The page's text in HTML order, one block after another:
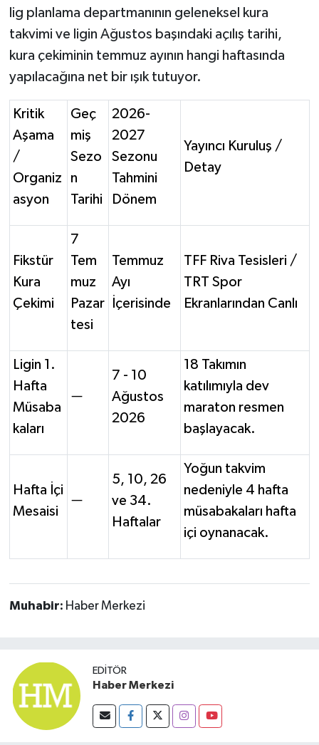
lig planlama departmanının geleneksel kura
takvimi ve ligin Ağustos başındaki açılış tarihi,
kura çekiminin temmuz ayının hangi haftasında
yapılacağına net bir ışık tutuyor.
Kritik
Aşama
/
Organiz
asyon
Geç
miş
Sezo
n
Tarihi
2026-
2027
Sezonu
Tahmini
Dönem
Yayıncı Kuruluş /
Detay
Fikstür
Kura
Çekimi
7
Tem
muz
Pazar
tesi
Temmuz
Ayı
İçerisinde
TFF Riva Tesisleri /
TRT Spor
Ekranlarından Canlı
Ligin 1.
Hafta
Müsaba
kaları
—
7 - 10
Ağustos
2026
18 Takımın
katılımıyla dev
maraton resmen
başlayacak.
Hafta İçi
Mesaisi
—
5, 10, 26
ve 34.
Haftalar
Yoğun takvim
nedeniyle 4 hafta
müsabakaları hafta
içi oynanacak.
Muhabir: Haber Merkezi
EDITÖR
Haber Merkezi
YAŞAM